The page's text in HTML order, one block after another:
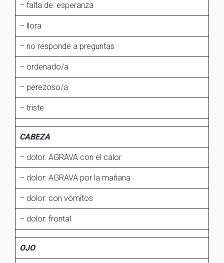
– falta de: esperanza
– llora
– no responde a preguntas
– ordenado/a
– perezoso/a
– triste
CABEZA
– dolor: AGRAVA con el calor
– dolor: AGRAVA por la mañana
– dolor: con vómitos
– dolor: frontal
OJO